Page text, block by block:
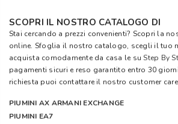
SCOPRI IL NOSTRO CATALOGO DI
Stai cercando a prezzi convenienti? Scopri la
online. Sfoglia il nostro catalogo, scegli il tuo
acquista comodamente da casa le suStep By
pagamenti sicuri e reso garantito entro 30
richiesta puoi contattare il nostro customer
PIUMINI AX ARMANI EXCHANGE
PIUMINI EA7